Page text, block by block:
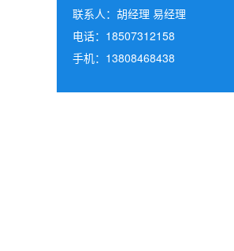
联系人：胡经理 易经理
电话：18507312158
手机：13808468438